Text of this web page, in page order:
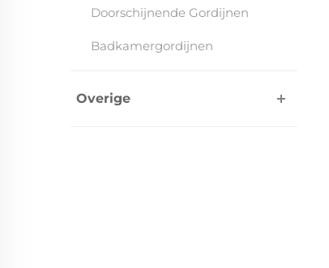
Doorschijnende Gordijnen
Badkamergordijnen
Overige